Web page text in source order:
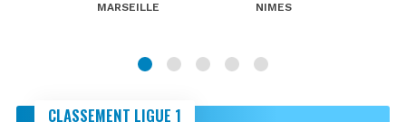
MARSEILLE NIMES
CLASSEMENT LIGUE 1